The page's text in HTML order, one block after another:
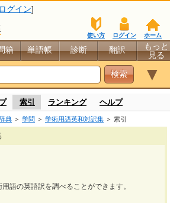
ログイン]
ホーム
ログイン
使い方
箱 単語帳 診断 翻訳
もっと
見る
▼
索引 ランキング ヘルプ
典 ＞ 学問 ＞ 学術用語英和対訳集 ＞ 索引
語の英語訳を調べることができます。